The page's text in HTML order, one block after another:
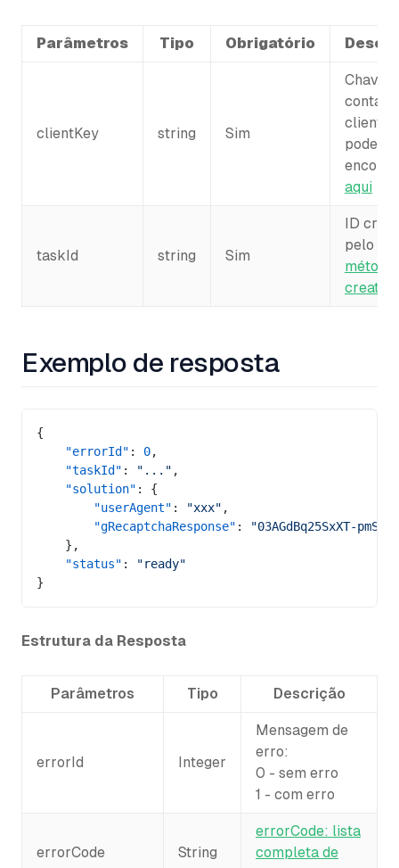
Parâmetros Tipo Obrigatório
clientKey string Sim
Chave
conta
cliente,
pode
aqui
taskId string Sim
ID
pelo
método
Exemplo de resposta
{
    "errorId"
: 0,
	"taskId"
: "..." ,
    "solution"
: {
        "userAgent"
: "xxx" ,
        "gRecaptchaResponse"
:
"03AGdBq25SxXT-
    },
    "status"
:
"ready"
}
Estrutura da Resposta
Parâmetros Tipo Descrição
errorId Integer
Mensagem de
erro:
0 - sem erro
1 - com erro
errorCode String
errorCode: lista
completa de